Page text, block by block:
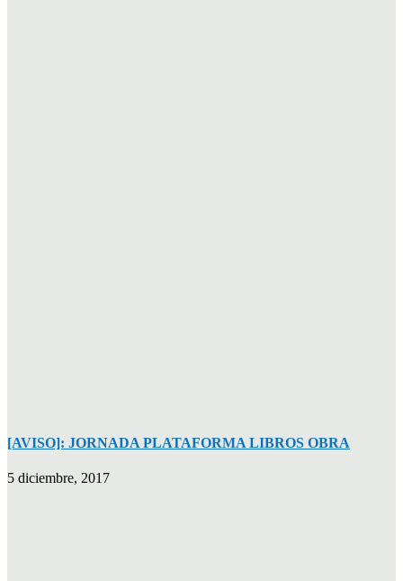
[AVISO]: JORNADA PLATAFORMA LIBROS OBRA
5 diciembre, 2017